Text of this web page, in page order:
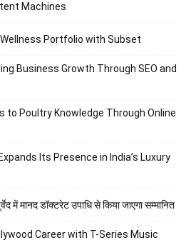
Machines
Portfolio with Subset
Business Growth Through SEO and
to Poultry Knowledge Through Online
Its Presence in India’s Luxury
में मानद डॉक्टरेट उपाधि से किया जाएगा सम्मानित
Career with T-Series Music